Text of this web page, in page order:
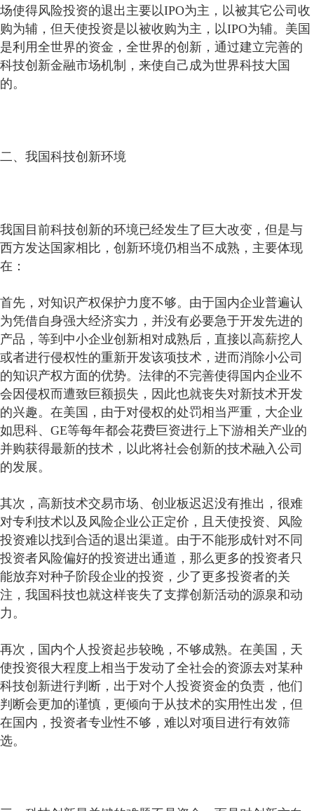
场使得风险投资的退出主要以IPO为主，以被其它公司收
购为辅，但天使投资是以被收购为主，以IPO为辅。美国
是利用全世界的资金，全世界的创新，通过建立完善的
科技创新金融市场机制，来使自己成为世界科技大国
的。
二、我国科技创新环境
我国目前科技创新的环境已经发生了巨大改变，但是与
西方发达国家相比，创新环境仍相当不成熟，主要体现
在：
首先，对知识产权保护力度不够。由于国内企业普遍认
为凭借自身强大经济实力，并没有必要急于开发先进的
产品，等到中小企业创新相对成熟后，直接以高薪挖人
或者进行侵权性的重新开发该项技术，进而消除小公司
的知识产权方面的优势。法律的不完善使得国内企业不
会因侵权而遭致巨额损失，因此也就丧失对新技术开发
的兴趣。在美国，由于对侵权的处罚相当严重，大企业
如思科、GE等每年都会花费巨资进行上下游相关产业的
并购获得最新的技术，以此将社会创新的技术融入公司
的发展。
其次，高新技术交易市场、创业板迟迟没有推出，很难
对专利技术以及风险企业公正定价，且天使投资、风险
投资难以找到合适的退出渠道。由于不能形成针对不同
投资者风险偏好的投资进出通道，那么更多的投资者只
能放弃对种子阶段企业的投资，少了更多投资者的关
注，我国科技也就这样丧失了支撑创新活动的源泉和动
力。
再次，国内个人投资起步较晚，不够成熟。在美国，天
使投资很大程度上相当于发动了全社会的资源去对某种
科技创新进行判断，出于对个人投资资金的负责，他们
判断会更加的谨慎，更倾向于从技术的实用性出发，但
在国内，投资者专业性不够，难以对项目进行有效筛
选。